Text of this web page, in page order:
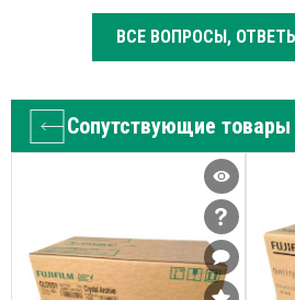
ВСЕ ВОПРОСЫ,
Сопутствующие